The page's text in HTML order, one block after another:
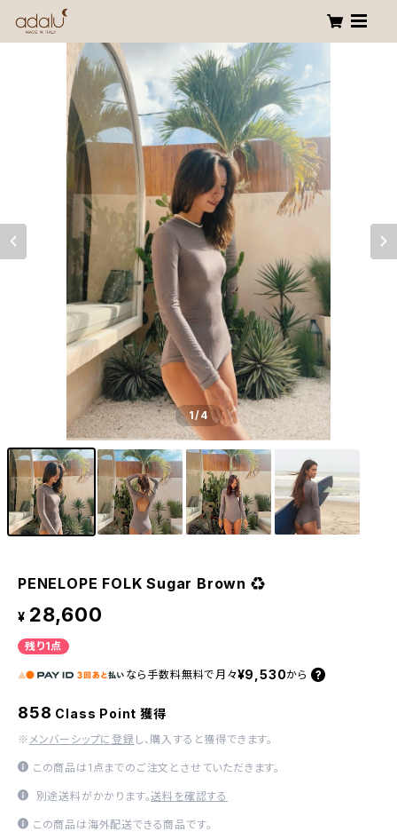
1/4
PENELOPE FOLK Sugar Brown ♻︎
¥ 28,600
残り1点
なら 手数料無料で 月々¥9,530から
858 Class Point 獲得
※ メンバーシップに登録 し、購入すると獲得できます。
この商品は1点までのご注文とさせていただきます。
別途送料がかかります。送料を確認する
この商品は海外配送できる商品です。